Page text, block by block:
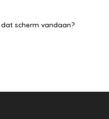
scherm vandaan?